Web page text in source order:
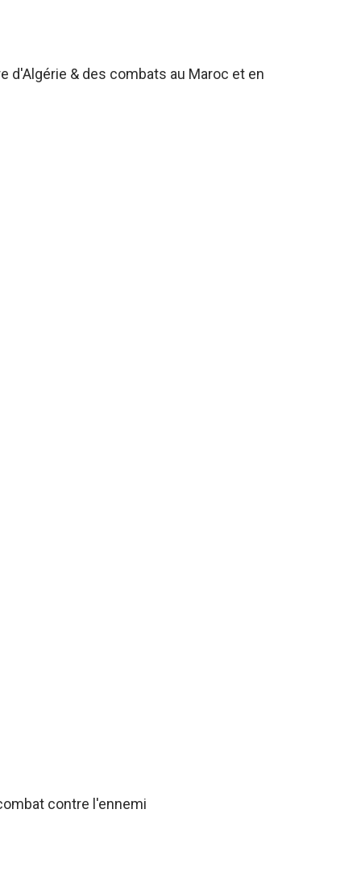
d'Algérie & des combats au Maroc et en
contre l'ennemi